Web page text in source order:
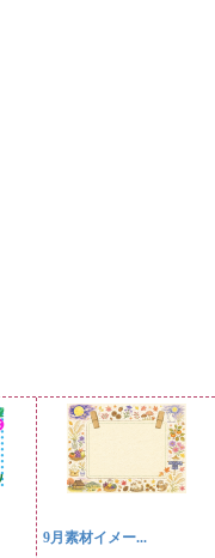
9月素材イメー...